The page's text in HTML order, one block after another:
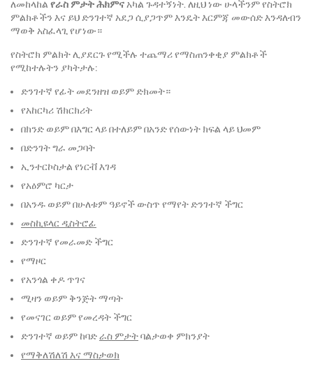
ለመከላከል የራስ ምታት ሕክምናአካል ጉዳተኝነት. ለዚህ ነው ሁላችንም የስትሮክ
ምልክቶችን እና ይህ ድንገተኛ አደጋ ሲያጋጥም እንዴት እርምጃ መውሰድ እንዳለብን
ማወቅ አስፈላጊ የሆነው።
የስትሮክ ምልክት ሊያደርጉ የሚችሉ ተጨማሪ የማስጠንቀቂያ ምልክቶች
የሚከተሉትን ያካትታሉ:
ድንገተኛ የፊት መደንዘዝ ወይም ድክመት።
የአከርካሪ ሽክርክሪት
በክንድ ወይም በእግር ላይ በተለይም በአንድ የሰውነት ክፍል ላይ ህመም
በድንገት ግራ መጋባት
ኢንተርኮስታል የነርቭ እገዳ
የአዕምሮ ካርታ
በአንዱ ወይም በሁለቱም ዓይኖች ውስጥ የማየት ድንገተኛ ችግር
መስኪዩላር ዲስትሮፊ
ድንገተኛ የመራመድ ችግር
የማዞር
የአንጎል ቀዶ ጥገና
ሚዛን ወይም ቅንጅት ማጣት
የመናገር ወይም የመረዳት ችግር
ድንገተኛ ወይም ከባድራስ ምታትባልታወቀ ምክንያት
የማቅለሽለሽ እና ማስታወክ